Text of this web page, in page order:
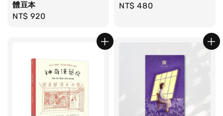
體豆本
Regular
NT$ 920
Regular
NT$ 480